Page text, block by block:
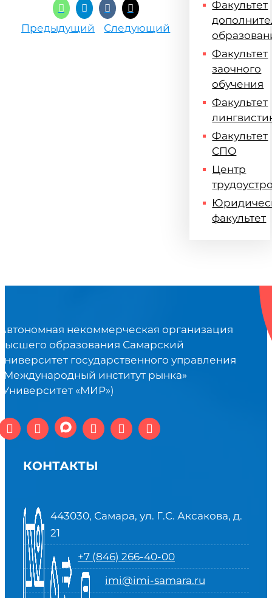
Предыдущий Следующий
Факультет
Факультет
заочного
обучения
Факультет
Факультет
СПО
Центр
факультет
некоммерческая организация
образования Самарский
государственного управления
институт рынка»
«МИР»)
КОНТАКТЫ
443030, Самара, ул. Г.С. Аксакова, д.
21
+7 (846) 266-40-00
imi@imi-samara.ru